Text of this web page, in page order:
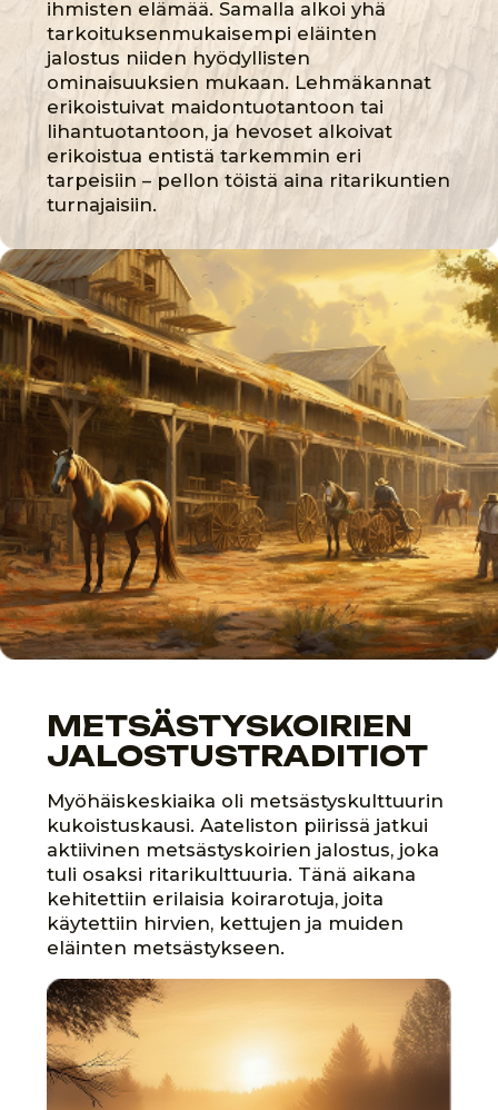
Nopeus
Kestävyys
Tiimityö
ELÄINTEN ROOLI
TALOUSJÄRJESTELMÄSSÄ
Myöhäiskeskiajalla eläimistä tuli ei vain
jalostettavia, vaan myös tärkeitä
osallistujia feodaalisessa
talousjärjestelmässä. Hevosia käytettiin
tavaroiden kuljettamiseen, ja
nautaeläimet sekä lampaat muodostivat
tärkeimmät elintarvikkeiden ja villan
lähteet. Eläinten vaikutus kaupankäynnin
ja talouden kehitykseen oli merkittävä eri
alueilla, aina maataloudesta
käsityötuotantoon.
ENSIMMÄISTEN
VIRALLISTEN
ROTUKUVAUSTEN
ILMESTYMINEN
Myöhäiskeskiajalla alkoi kehittyä
ensimmäinen systemaattinen
lähestymistapa eläinten luokitteluun.
Alkoi ilmestyä teoksia, jotka kuvasivat
koirien, kissojen, hevosten ja muiden
kotieläinten rotuja. Nämä teokset
sisälsivät ei vain eläinten ominaisuuksien